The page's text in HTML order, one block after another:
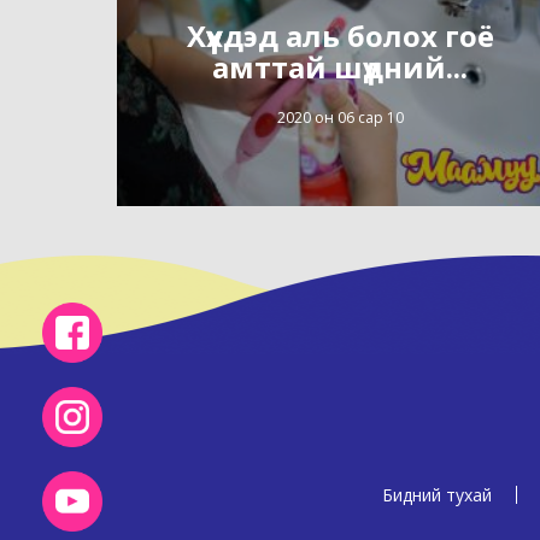
Хүүхдэд аль болох гоё
амттай шүдний...
2020 он 06 сар 10
Бидний тухай